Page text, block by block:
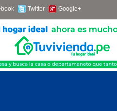
Twitter Google+